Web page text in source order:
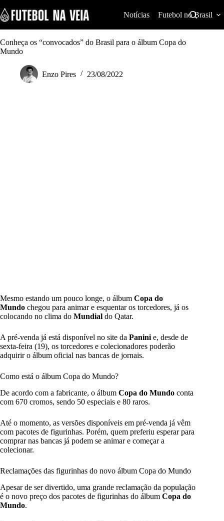
k
i
p
t
o
Notícias Futebol no Brasil
Conheça os “convocados” do Brasil para o álbum Copa do
Mundo
Enzo Pires 23/08/2022
Mesmo estando um pouco longe, o álbum Copa do
Mundo chegou para animar e esquentar os torcedores, já os
colocando no clima do Mundial do Qatar.
A pré-venda já está disponível no site da Panini e, desde de
sexta-feira (19), os torcedores e colecionadores poderão
adquirir o álbum oficial nas bancas de jornais.
Como está o álbum Copa do Mundo?
De acordo com a fabricante, o álbum Copa do Mundo conta
com 670 cromos, sendo 50 especiais e 80 raros.
Até o momento, as versões disponíveis em pré-venda já vêm
com pacotes de figurinhas. Porém, quem preferiu esperar para
comprar nas bancas já podem se animar e começar a
colecionar.
Reclamações das figurinhas do novo álbum Copa do Mundo
Apesar de ser divertido, uma grande reclamação da população
é o novo preço dos pacotes de figurinhas do álbum Copa do
Mundo.